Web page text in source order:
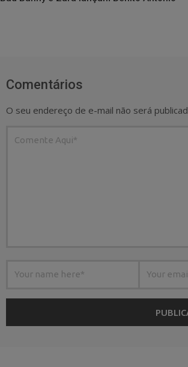
Comentários
O seu endereço de e-mail não será